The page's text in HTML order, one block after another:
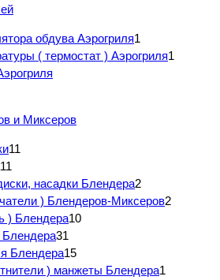
обдува Аэрогриля1
( термостат ) Аэрогриля1
и Миксеров
11
11
насадки Блендера2
) Блендеров-Миксеров2
) Блендера10
31
Блендера15
) манжеты Блендера1